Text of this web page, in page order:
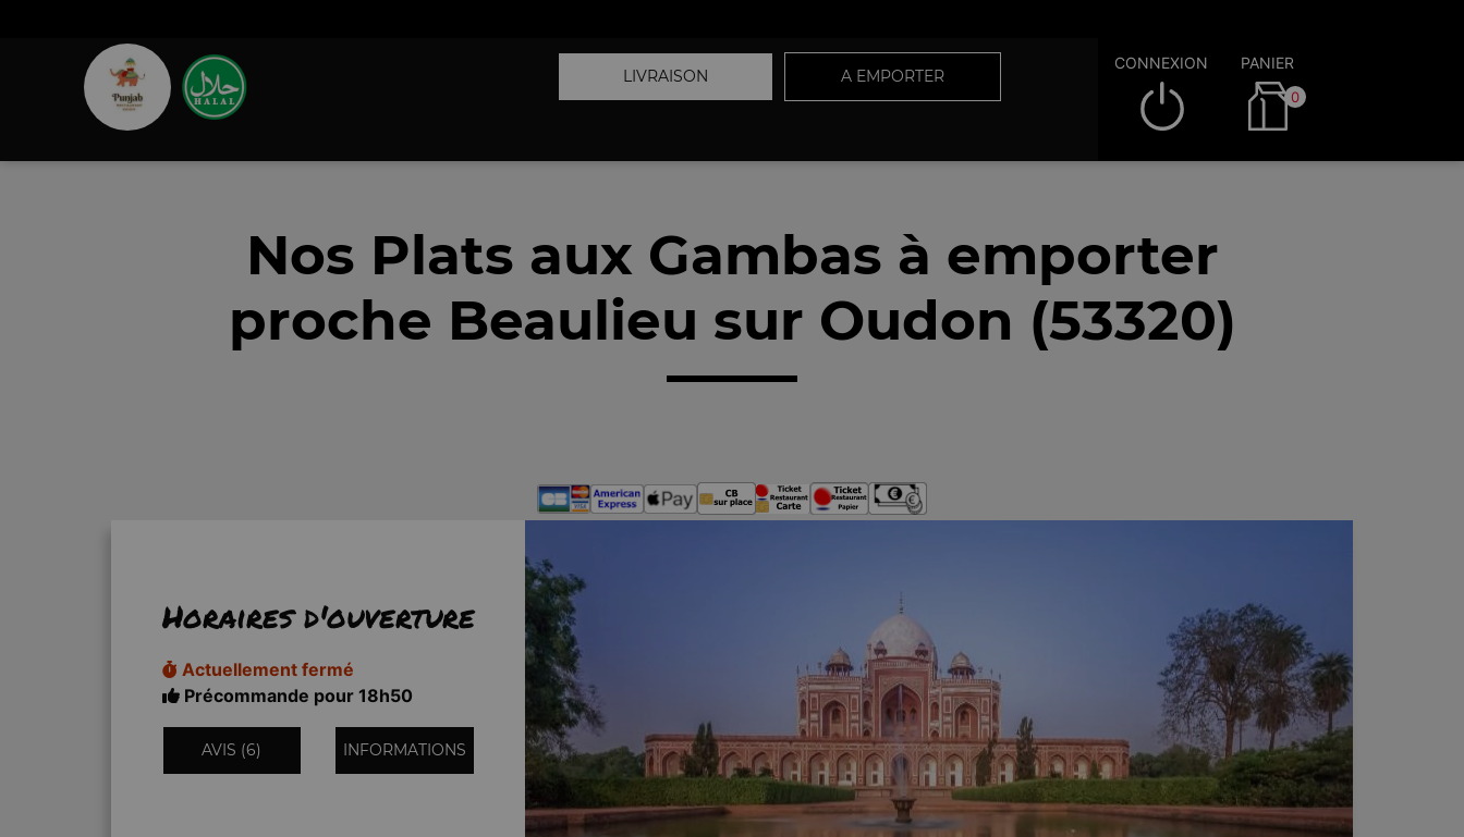
LIVRAISON A EMPORTER
CONNEXION PANIER
0
Nos Plats aux Gambas à emporter
proche Beaulieu sur Oudon (53320)
Horaires d'ouverture
Actuellement fermé
Précommande pour 18h50
AVIS (6) INFORMATIONS